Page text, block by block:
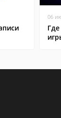
06